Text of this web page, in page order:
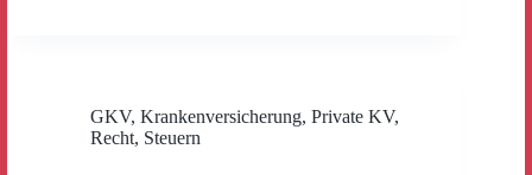
GKV, Krankenversicherung, Private KV,
Recht, Steuern